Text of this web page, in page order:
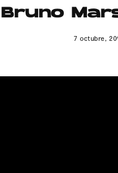
Bruno
7 octubre,